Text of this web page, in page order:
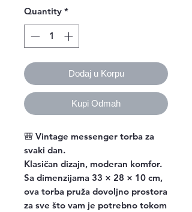
Quantity *
Dodaj u Korpu
Kupi Odmah
🎒 Vintage messenger torba za
svaki dan.
Klasičan dizajn, moderan komfor.
Sa dimenzijama 33 × 28 × 10 cm,
ova torba pruža dovoljno prostora
za sve što vam je potrebno tokom